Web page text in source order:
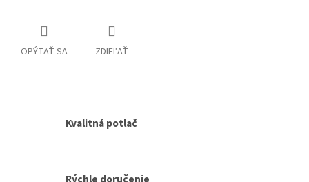
OPÝTAŤ SA ZDIEĽAŤ
Kvalitná potlač